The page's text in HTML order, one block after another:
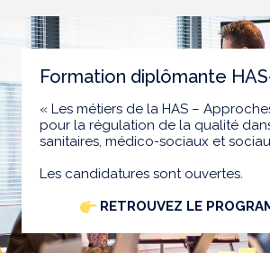
Formation diplômante
« Les métiers de la HAS –
pour la régulation de la qualité
sanitaires, médico-sociaux et
Les candidatures sont ouvertes.
RETROUVEZ LE